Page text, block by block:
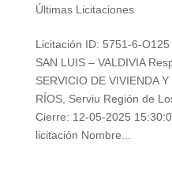
Últimas Licitaciones
Licitación ID: 5751-6-
SAN LUIS – VALDIVIA
SERVICIO DE VIVIENDA
RÍOS, Serviu Región de
Cierre: 12-05-2025
licitación Nombre...